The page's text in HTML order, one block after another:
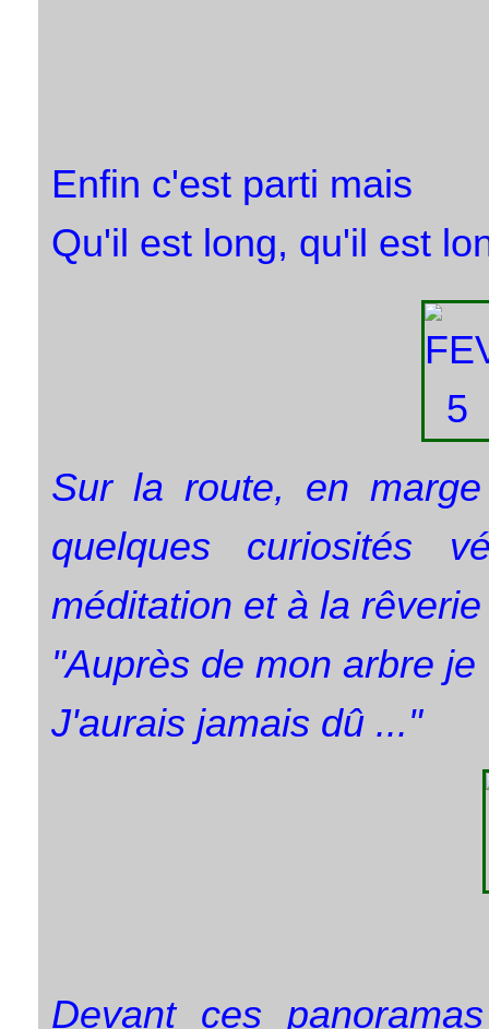
Enfin c'est parti mais
Qu'il est long, qu'il est
Sur la route, en
quelques curiosités
méditation et à la
"Auprès de mon arbre
J'aurais jamais dû ..."
Devant ces